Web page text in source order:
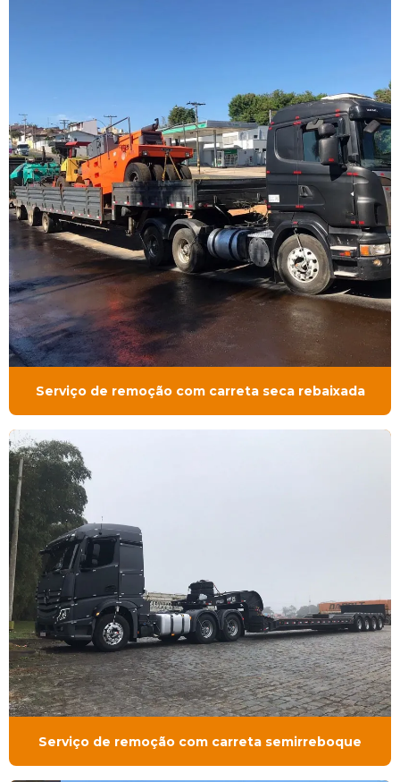
Serviço de remoção com carreta seca rebaixada
Serviço de remoção com carreta semirreboque